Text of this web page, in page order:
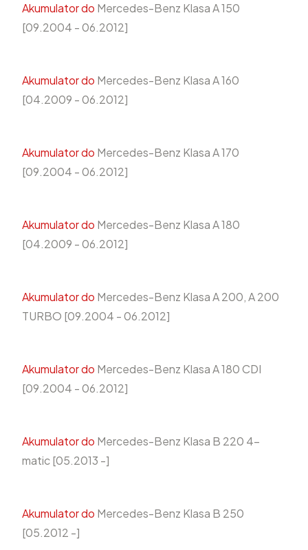
Akumulator do Mercedes-Benz Klasa A 150
[09.2004 - 06.2012]
Akumulator do Mercedes-Benz Klasa A 160
[04.2009 - 06.2012]
Akumulator do Mercedes-Benz Klasa A 170
[09.2004 - 06.2012]
Akumulator do Mercedes-Benz Klasa A 180
[04.2009 - 06.2012]
Akumulator do Mercedes-Benz Klasa A 200, A 200
TURBO [09.2004 - 06.2012]
Akumulator do Mercedes-Benz Klasa A 180 CDI
[09.2004 - 06.2012]
Akumulator do Mercedes-Benz Klasa B 220 4-
matic [05.2013 -]
Akumulator do Mercedes-Benz Klasa B 250
[05.2012 -]